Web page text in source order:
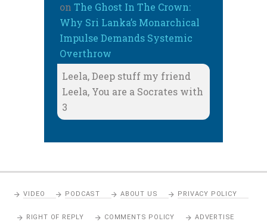
on The Ghost In The Crown:
Why Sri Lanka’s Monarchical
Impulse Demands Systemic
Overthrow
Leela, Deep stuff my friend
Leela, You are a Socrates with
3
VIDEO PODCAST ABOUT US PRIVACY POLICY
RIGHT OF REPLY COMMENTS POLICY ADVERTISE